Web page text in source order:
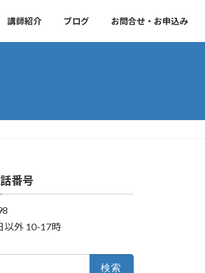
講師紹介 ブログ お問合せ・お申込み
番号
以外 10-17時